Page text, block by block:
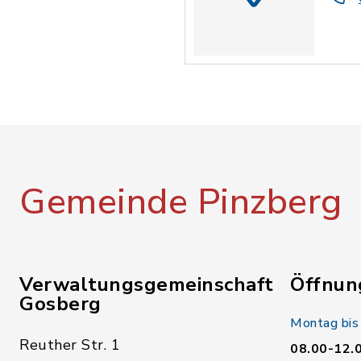
Gemeinde Pinzberg
Verwaltungsgemeinschaft
Gosberg
Reuther Str. 1
Montag
08.00-